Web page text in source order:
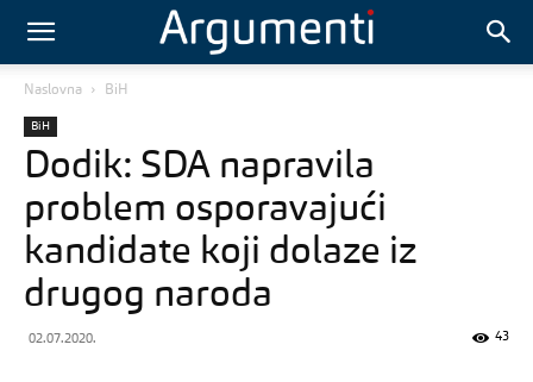
Naslovna BiH
BiH
Dodik: SDA napravila
problem osporavajući
kandidate koji dolaze iz
drugog naroda
02.07.2020. 43